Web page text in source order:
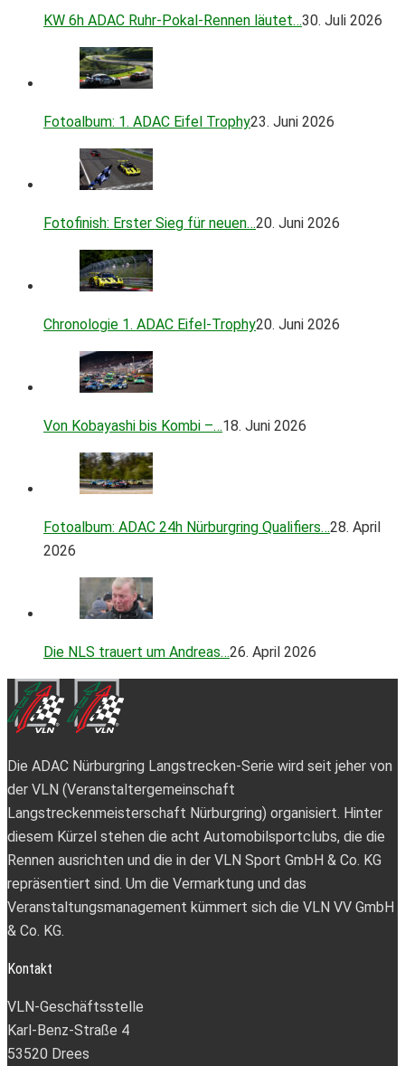
KW 6h ADAC Ruhr-Pokal-Rennen läutet…30. Juli 2026
Fotoalbum: 1. ADAC Eifel Trophy23. Juni 2026
Fotofinish: Erster Sieg für neuen…20. Juni 2026
Chronologie 1. ADAC Eifel-Trophy20. Juni 2026
Von Kobayashi bis Kombi –…18. Juni 2026
Fotoalbum: ADAC 24h Nürburgring Qualifiers…28. April
2026
Die NLS trauert um Andreas…26. April 2026
Die ADAC Nürburgring Langstrecken-Serie wird seit jeher von
der VLN (Veranstaltergemeinschaft
Langstreckenmeisterschaft Nürburgring) organisiert. Hinter
diesem Kürzel stehen die acht Automobilsportclubs, die die
Rennen ausrichten und die in der VLN Sport GmbH & Co. KG
repräsentiert sind. Um die Vermarktung und das
Veranstaltungsmanagement kümmert sich die VLN VV GmbH
& Co. KG.
Kontakt
VLN-Geschäftsstelle
Karl-Benz-Straße 4
53520 Drees